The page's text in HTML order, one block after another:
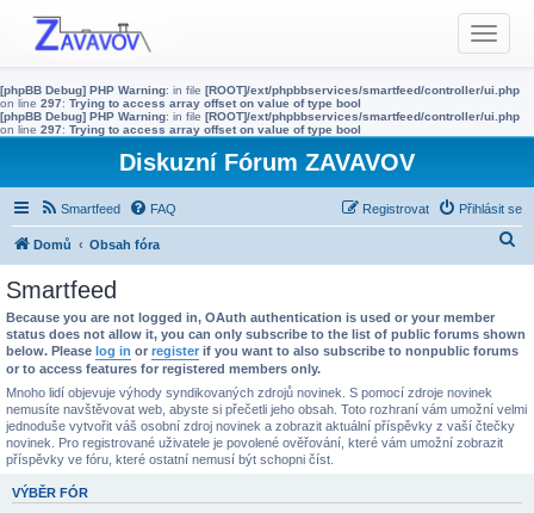
[phpBB Debug] PHP Warning: in file [ROOT]/ext/phpbbservices/smartfeed/controller/ui.php
on line 297: Trying to access array offset on value of type bool
[phpBB Debug] PHP Warning: in file [ROOT]/ext/phpbbservices/smartfeed/controller/ui.php
on line 297: Trying to access array offset on value of type bool
T
o
g
g
l
a
v
t
i
n
Diskuzní Fórum ZAVAVOV
Smartfeed FAQ Přihlásit se
Registrovat
Domů Obsah fóra
d
a
Smartfeed
Because you are not logged in, OAuth authentication is used or your member
status does not allow it, you can only subscribe to the list of public forums shown
below. Please log in or register if you want to also subscribe to nonpublic forums
or to access features for registered members only.
Mnoho lidí objevuje výhody syndikovaných zdrojů novinek. S pomocí zdroje novinek
nemusíte navštěvovat web, abyste si přečetli jeho obsah. Toto rozhraní vám umožní velmi
jednoduše vytvořit váš osobní zdroj novinek a zobrazit aktuální příspěvky z vaší čtečky
novinek. Pro registrované uživatele je povolené ověřování, které vám umožní zobrazit
příspěvky ve fóru, které ostatní nemusí být schopni číst.
VÝBĚR FÓR